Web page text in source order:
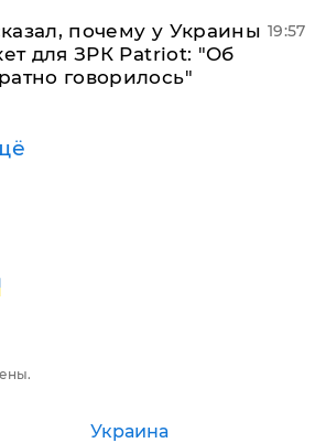
почему у Украины
для ЗРК Patriot: "Об
говорилось"
19:57
Украина